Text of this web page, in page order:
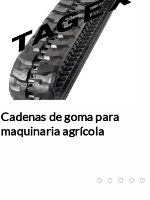
Cadenas de goma para
maquinaria agrícola